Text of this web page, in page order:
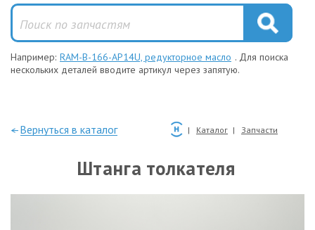
Например: RAM-B-166-AP14U, редукторное масло . Для поиска
нескольких деталей вводите артикул через запятую.
—Вернуться в каталог Каталог Запчасти
Штанга толкателя